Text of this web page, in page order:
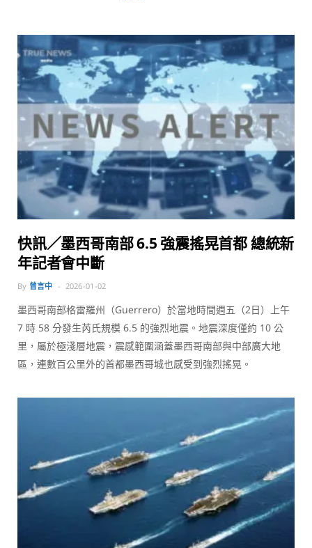
快訊／墨西哥南部 6.5 強震搖晃首都 總統新
年記者會中斷
By 曾言中 2026-01-02
墨西哥南部格雷羅州（Guerrero）於當地時間週五（2日）上午
7 時 58 分發生芮氏規模 6.5 的強烈地震。地震深度僅約 10 公
里，屬於極淺層地震，震感範圍涵蓋墨西哥南部與中部廣大地
區，連數百公里外的首都墨西哥城也感受到強烈搖晃。